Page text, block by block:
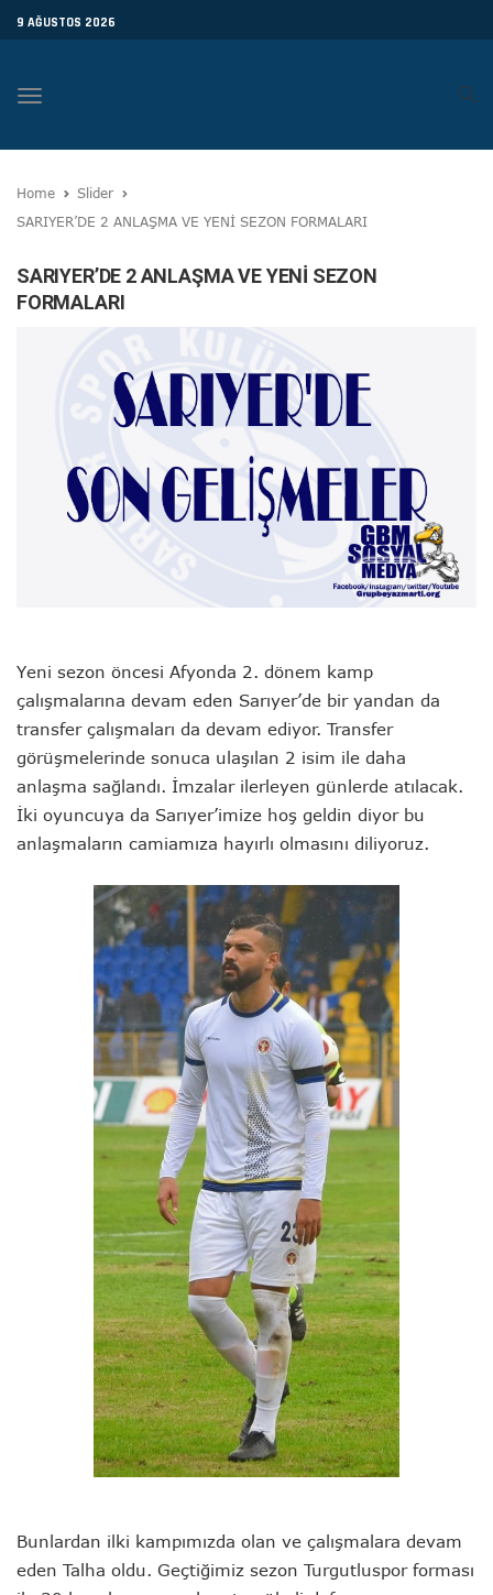
9 AĞUSTOS 2026
Toggle
Home
Slider
SARIYER’DE 2 ANLAŞMA VE YENİ SEZON FORMALARI
SARIYER’DE 2 ANLAŞMA VE YENİ SEZON
FORMALARI
Yeni sezon öncesi Afyonda 2. dönem kamp
çalışmalarına devam eden Sarıyer’de bir yandan da
transfer çalışmaları da devam ediyor. Transfer
görüşmelerinde sonuca ulaşılan 2 isim ile daha
anlaşma sağlandı. İmzalar ilerleyen günlerde atılacak.
İki oyuncuya da Sarıyer’imize hoş geldin diyor bu
anlaşmaların camiamıza hayırlı olmasını diliyoruz.
Bunlardan ilki kampımızda olan ve çalışmalara devam
eden Talha oldu. Geçtiğimiz sezon Turgutluspor forması